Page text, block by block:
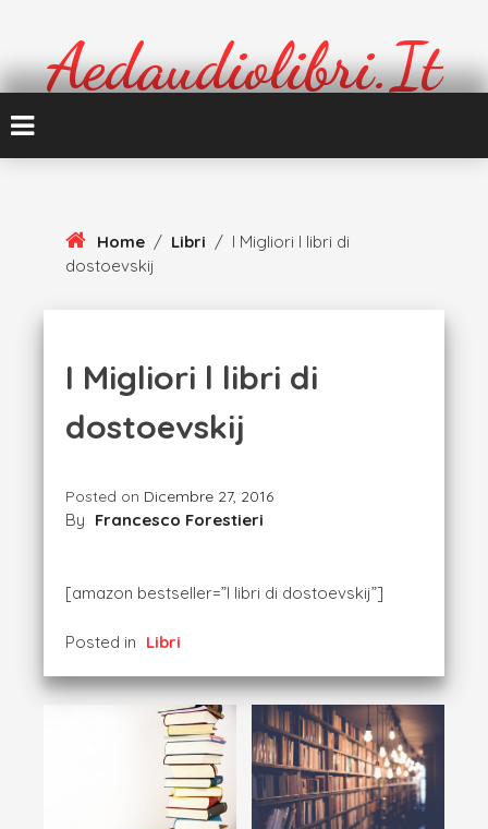
Aedaudiolibri.it
Home / Libri / I Migliori l libri di
dostoevskij
I Migliori l libri di
dostoevskij
Posted on Dicembre 27, 2016
By Francesco Forestieri
[amazon bestseller=”l libri di dostoevskij”]
Posted in Libri